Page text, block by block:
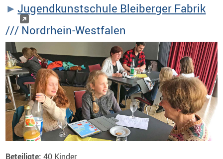
Jugendkunstschule Bleiberger Fabrik
/// Nordrhein-Westfalen
Beteiligte:40 Kinder